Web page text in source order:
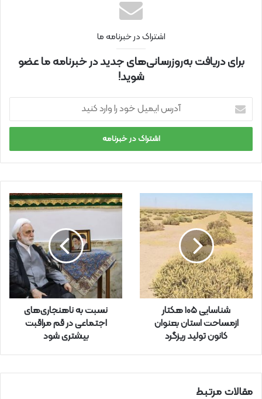
اشتراک در خبرنامه ما
برای دریافت به‌روزرسانی‌های جدید در خبرنامه ما عضو
شوید!
ر
ا
ی
خ
و
د
ر
ا
و
ا
ر
شناسایی ۱۰۵ هکتار
ازمساحت استان بعنوان
کانون تولید ریزگرد
نسبت به ناهنجاری‌های
اجتماعی در قم مراقبت
بیشتری شود
مقالات مرتبط